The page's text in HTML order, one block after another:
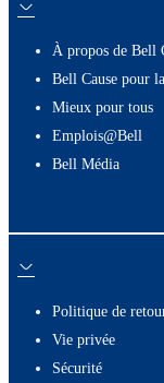
À propos de Bell
Bell Cause pour
Mieux pour tous
Emplois@Bell
Bell Média
Politique de
Vie privée
Sécurité